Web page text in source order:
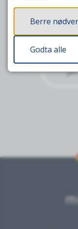
Fann
JA
Berre
Godta alle